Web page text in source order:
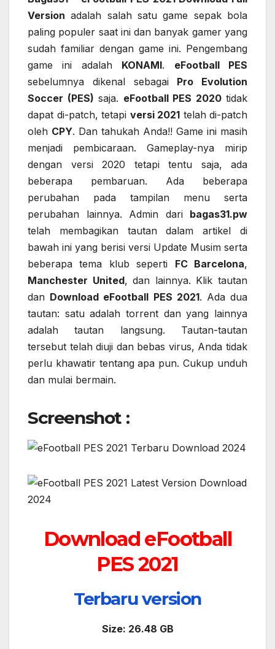
Version adalah salah satu game sepak bola
paling populer saat ini dan banyak gamer yang
sudah familiar dengan game ini. Pengembang
game ini adalah KONAMI. eFootball PES
sebelumnya dikenal sebagai Pro Evolution
Soccer (PES) saja. eFootball PES 2020tidak
dapat di-patch, tetapi versi 2021 telah di-patch
oleh CPY. Dan tahukah Anda!! Game ini masih
menjadi pembicaraan. Gameplay-nya mirip
dengan versi 2020 tetapi tentu saja, ada
beberapa pembaruan. Ada beberapa
perubahan pada tampilan menu serta
perubahan lainnya. Admin dari bagas31.pw
telah membagikan tautan dalam artikel di
bawah ini yang berisi versi Update Musim serta
beberapa tema klub seperti FC Barcelona,
Manchester United, dan lainnya. Klik tautan
dan Download eFootball PES 2021. Ada dua
tautan: satu adalah torrent dan yang lainnya
adalah tautan langsung. Tautan-tautan
tersebut telah diuji dan bebas virus, Anda tidak
perlu khawatir tentang apa pun. Cukup unduh
dan mulai bermain.
Screenshot :
Download eFootball
PES 2021
Terbaru version
Size: 26.48 GB